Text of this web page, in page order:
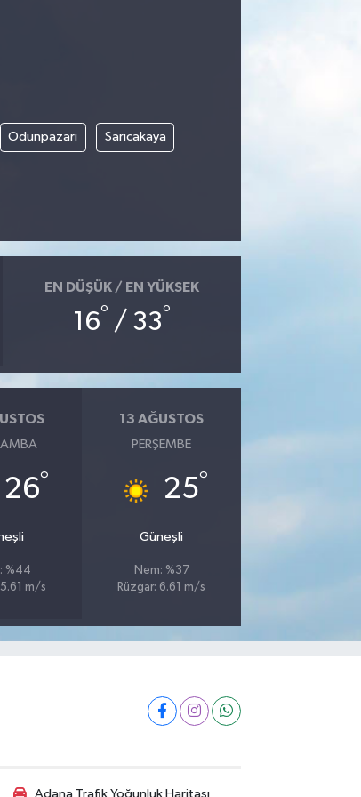
Odunpazarı Sarıcakaya
EN DÜŞÜK / EN YÜKSEK
16° / 33°
26°
%44
m/s
13 AĞUSTOS
PERŞEMBE
25°
Güneşli
Nem: %37
Rüzgar: 6.61 m/s
Adana Trafik Yoğunluk Haritası